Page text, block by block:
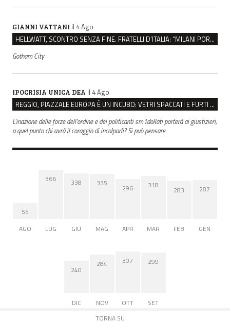
GIANNI VATTANI il 4 Ago
HELLWATT, SCONTRO SENZA FINE. FRATELLI D’ITALIA: “MILANI PORTA DOCUMENTI, DE FRANCO INSULTI”
Gotham City
IPOCRISIA UNICA DEA il 4 Ago
REGGIO, PIAZZALE EUROPA È UN INCUBO: VETRI SPACCATI E FURTI SULLE AUTO IN SOSTA
L'inazione delle forze dell'ordine e dei politicanti sm1dollati porterà ai giustizieri,
a quel punto chi avrà il coraggio di incolparli? Si può pensare
55
AGO
366
LUG
338
GIU
335
MAG
296
APR
318
MAR
283
FEB
287
GEN
240
DIC
284
NOV
307
OTT
299
SET
TORNA SU